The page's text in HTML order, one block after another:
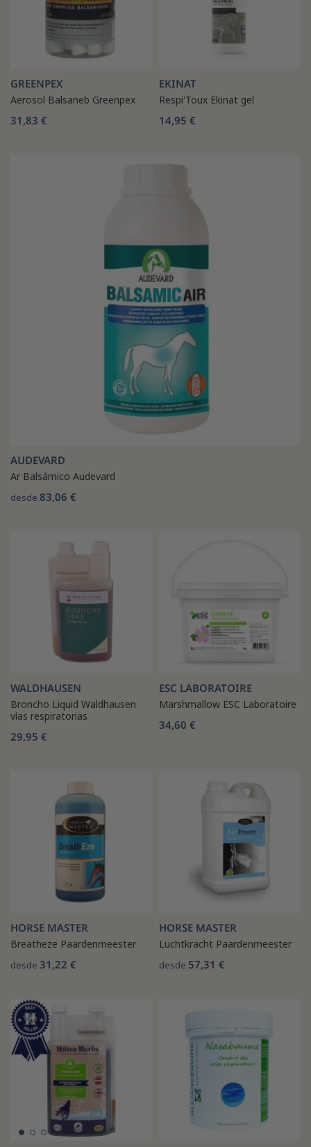
GREENPEX
Aerosol Balsaneb Greenpex
31,83 €
EKINAT
Respi'Toux Ekinat gel
14,95 €
AUDEVARD
Ar Balsámico Audevard
desde 83,06 €
WALDHAUSEN
Broncho Liquid Waldhausen
vías respiratorias
29,95 €
ESC LABORATOIRE
Marshmallow ESC Laboratoire
34,60 €
HORSE MASTER
Breatheze Paardenmeester
desde 31,22 €
HORSE MASTER
Luchtkracht Paardenmeester
desde 57,31 €